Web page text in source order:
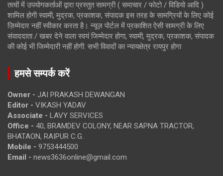
तत्वों में उपयोगकर्ताओं द्वारा प्रस्तुत सामग्री ( समाचार / फोटो / विडियो आदि )
शामिल होगी स्वामी, मुद्रक, प्रकाशक, संपादक इस तरह के सामग्रियों के लिए कोई
ज़िम्मेदार नहीं स्वीकार करता है। न्यूज़ पोर्टल में प्रकाशित ऐसी सामग्री के लिए
संवाददाता / खबर देने वाला स्वयं जिम्मेदार होगा, स्वामी, मुद्रक, प्रकाशक, संपादक
की कोई भी जिम्मेदारी नहीं होगी. सभी विवादों का न्यायक्षेत्र रायपुर होगा
हमसे सम्पर्क करें
Owner - JAI PRAKASH DEWANGAN
Editor - VIKASH YADAV
Associate - LAVY SERVICES
Office - 40, BRAMDEV COLONY, NEAR SAPNA TRACTOR,
BHATAON, RAIPUR C.G.
Mobile - 9753444500
Email - news3636online@gmail.com